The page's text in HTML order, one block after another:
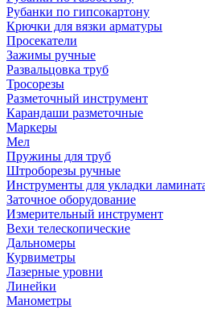
Рубанки по гипсокартону
Крючки для вязки арматуры
Просекатели
Зажимы ручные
Развальцовка труб
Тросорезы
Разметочный инструмент
Карандаши разметочные
Маркеры
Мел
Пружины для труб
Штроборезы ручные
Инструменты для укладки
Заточное оборудование
Измерительный инструмент
Вехи телескопические
Дальномеры
Курвиметры
Лазерные уровни
Линейки
Манометры